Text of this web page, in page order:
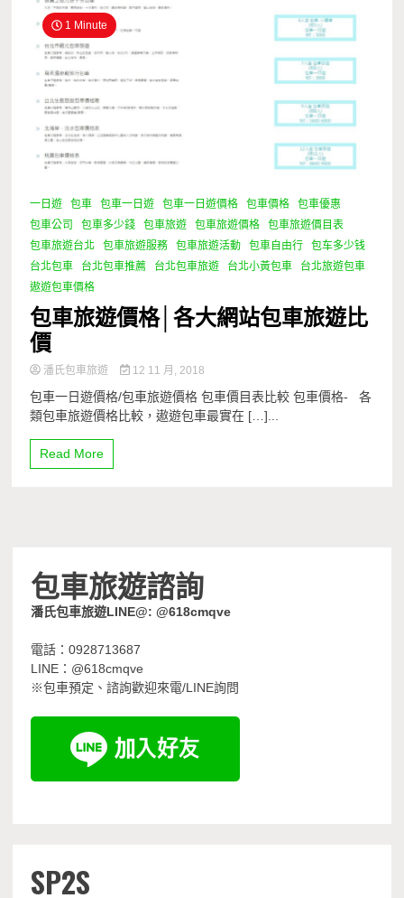
1 Minute
一日遊 包車 包車一日遊 包車一日遊價格 包車價格
包車優惠
包車公司
包車多少錢 包車旅遊 包車旅遊價格
包車旅遊價目表
包車旅遊台北
包車旅遊服務 包車旅遊活動 包車自由行
包车多少钱
台北包車
台北包車推薦 台北包車旅遊 台北小黃包車
台北旅遊包車
遨遊包車價格
包車旅遊價格│各大網站包車旅遊比
價
潘氏包車旅遊 12 11 月, 2018
包車一日遊價格/包車旅遊價格 包車價目表比較 包車價格- 各
類包車旅遊價格比較，遨遊包車最實在 […]...
Read More
包車旅遊諮詢
潘氏包車旅遊LINE@: @618cmqve
電話：0928713687
LINE：@618cmqve
※包車預定、諮詢歡迎來電/LINE詢問
SP2S